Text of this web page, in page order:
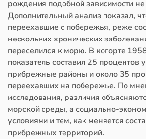
рождения подобной зависимости
Дополнительный анализ показал,
переехавшие с побережья, реже
нескольких хронических
переселился к морю. В когорте
показатель составил 25 процентов
прибрежные районы и около 35
переехавших на побережье. По
исследования, различия
морской среды, а социально-
условиями и тем, как меняется
прибрежных территорий.